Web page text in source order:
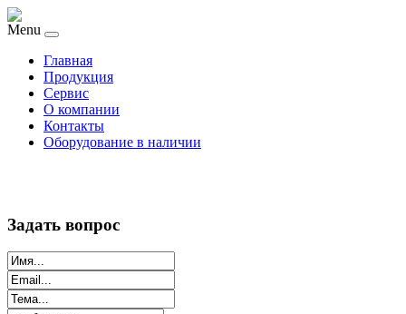
Menu
Главная
Продукция
Сервис
О компании
Контакты
Оборудование в наличии
Задать вопрос